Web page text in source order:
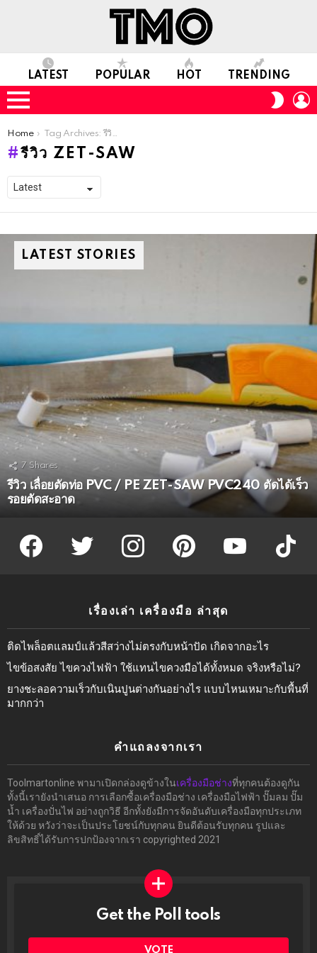
LATEST POPULAR HOT TRENDING
Menu
SKIN
You are here:
Home Tag Archives: รีวิว ZET-SAW
รีวิว ZET-SAW
LATEST STORIES
7 Shares
รีวิว เลื่อยตัดท่อ PVC / PE ZET-SAW PVC240 ตัดได้เร็ว
รอยตัดสะอาด
facebook twitter instagram pinterest youtube tiktok
เรื่องเล่า เครื่องมือ ล่าสุด
ติดไพล็อตแลมป์แล้วสีสว่างไม่ตรงกับหน้าปัด เกิดจากอะไร
ไขข้อสงสัย ไขควงไฟฟ้า ใช้แทนไขควงมือได้ทั้งหมด จริงหรือไม่?
ยางชะลอความเร็วกับเนินปูนต่างกันอย่างไร แบบไหนเหมาะกับพื้นที่
มากกว่า
คำแถลงจากเรา
Toolmartonline พามาเปิดกล่องดูข้างในเครื่องมือช่างที่ทุกคนต้องดูกัน
ทั้งนี้เรายังนำเสนอ การเลือกซื้อเครื่องมือช่าง เครื่องมือไฟฟ้า ปั๊มลม ปั๊ม
น้ำ เครื่องปั่นไฟ อย่างถูกวิธี อีกทั้งยังมีการจัดอันดับเครื่องมือทุกประเภท
ให้ด้วย หวังว่าจะเป็นประโยชน์กับทุกคน ยินดีต้อนรับทุกคน รูปและ
ลิขสิทธิ์ได้รับการปกป้องจากเรา copyrighted 2021
โพล
Get the Poll tools
VOTE